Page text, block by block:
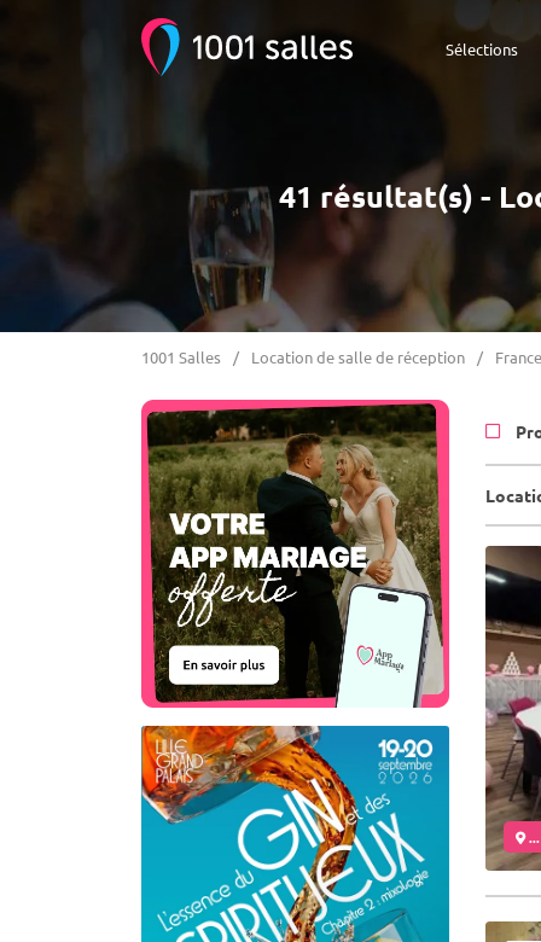
Sélections
41 résultat(s) -
1001 Salles Location de salle de réception France
...